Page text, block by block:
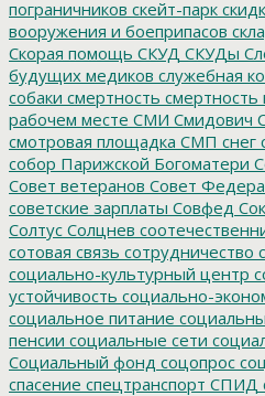
пограничников скейт-парк
вооружения и боеприпасов
Скорая помощь СКУД СКУДы
будущих медиков служебная
собаки смертность смертность
рабочем месте СМИ Смидович
смотровая площадка СМП снег
собор Парижской Богоматери
Совет ветеранов Совет
советские зарплаты Совфед
Солтус Солцнев
сотовая связь сотрудничество
социально-культурный центр
устойчивость социально-
социальное питание
пенсии социальные сети
Социальный фонд соцопрос
спасение спецтранспорт СПИД